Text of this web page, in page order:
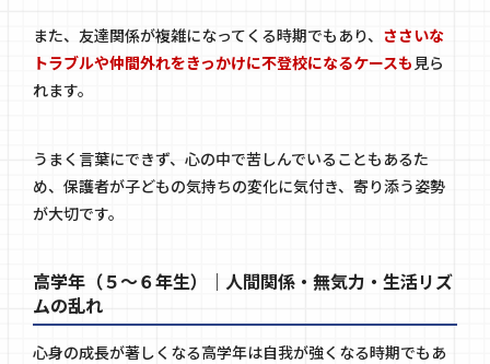
また、友達関係が複雑になってくる時期でもあり、 ささいな
トラブルや仲間外れをきっかけに不登校になるケースも 見ら
れます。
うまく言葉にできず、心の中で苦しんでいることもあるた
め、保護者が子どもの気持ちの変化に気付き、寄り添う姿勢
が大切です。
高学年（５～６年生）｜人間関係・無気力・生活リズ
ムの乱れ
心身の成長が著しくなる高学年は自我が強くなる時期でもあ